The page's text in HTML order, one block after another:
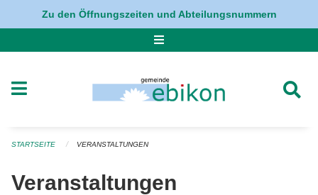
Navigation überspringen
Zu den Öffnungszeiten und Abteilungsnummern
STARTSEITE VERANSTALTUNGEN
Veranstaltungen